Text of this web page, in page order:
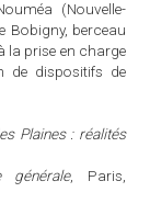
(Nouvelle-
Bobigny, berceau
la prise en charge
de dispositifs de
Plaines : réalités
générale, Paris,